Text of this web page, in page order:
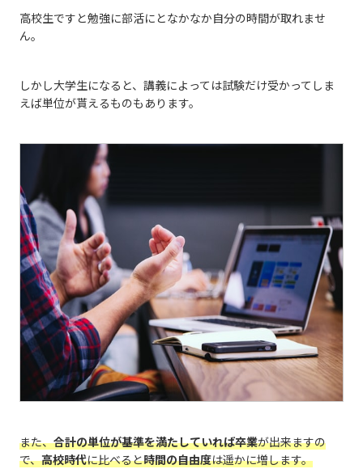
高校生ですと勉強に部活にとなかなか自分の時間が取れませ
ん。
しかし大学生になると、講義によっては試験だけ受かってしま
えば単位が貰えるものもあります。
また、合計の単位が基準を満たしていれば卒業が出来ますの
で、高校時代に比べると時間の自由度は遥かに増します。